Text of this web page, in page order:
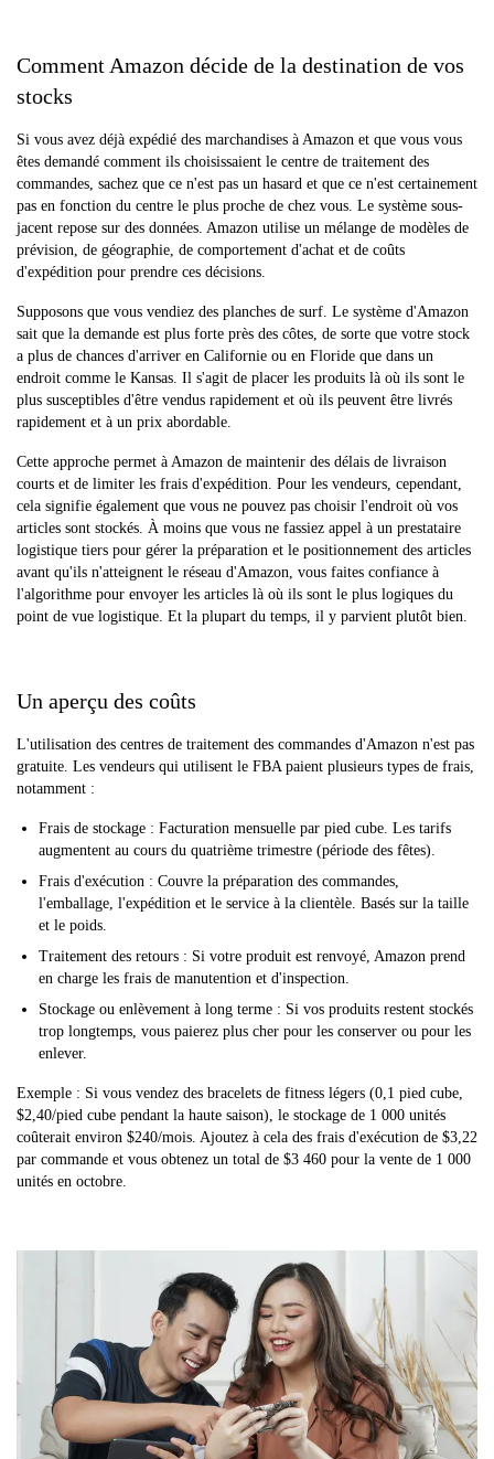
Comment Amazon décide de la destination de vos
stocks
Si vous avez déjà expédié des marchandises à Amazon et que vous vous
êtes demandé comment ils choisissaient le centre de traitement des
commandes, sachez que ce n'est pas un hasard et que ce n'est certainement
pas en fonction du centre le plus proche de chez vous. Le système sous-
jacent repose sur des données. Amazon utilise un mélange de modèles de
prévision, de géographie, de comportement d'achat et de coûts
d'expédition pour prendre ces décisions.
Supposons que vous vendiez des planches de surf. Le système d'Amazon
sait que la demande est plus forte près des côtes, de sorte que votre stock
a plus de chances d'arriver en Californie ou en Floride que dans un
endroit comme le Kansas. Il s'agit de placer les produits là où ils sont le
plus susceptibles d'être vendus rapidement et où ils peuvent être livrés
rapidement et à un prix abordable.
Cette approche permet à Amazon de maintenir des délais de livraison
courts et de limiter les frais d'expédition. Pour les vendeurs, cependant,
cela signifie également que vous ne pouvez pas choisir l'endroit où vos
articles sont stockés. À moins que vous ne fassiez appel à un prestataire
logistique tiers pour gérer la préparation et le positionnement des articles
avant qu'ils n'atteignent le réseau d'Amazon, vous faites confiance à
l'algorithme pour envoyer les articles là où ils sont le plus logiques du
point de vue logistique. Et la plupart du temps, il y parvient plutôt bien.
Un aperçu des coûts
L'utilisation des centres de traitement des commandes d'Amazon n'est pas
gratuite. Les vendeurs qui utilisent le FBA paient plusieurs types de frais,
notamment :
Frais de stockage : Facturation mensuelle par pied cube. Les tarifs
augmentent au cours du quatrième trimestre (période des fêtes).
Frais d'exécution : Couvre la préparation des commandes,
l'emballage, l'expédition et le service à la clientèle. Basés sur la taille
et le poids.
Traitement des retours : Si votre produit est renvoyé, Amazon prend
en charge les frais de manutention et d'inspection.
Stockage ou enlèvement à long terme : Si vos produits restent stockés
trop longtemps, vous paierez plus cher pour les conserver ou pour les
enlever.
Exemple : Si vous vendez des bracelets de fitness légers (0,1 pied cube,
$2,40/pied cube pendant la haute saison), le stockage de 1 000 unités
coûterait environ $240/mois. Ajoutez à cela des frais d'exécution de $3,22
par commande et vous obtenez un total de $3 460 pour la vente de 1 000
unités en octobre.